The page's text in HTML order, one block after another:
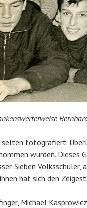
selten fotografiert.
wurden. Dieses
Sieben
hat sich den
Michael Kasprowicz